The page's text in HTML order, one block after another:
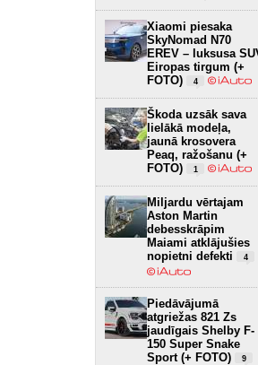
Xiaomi piesaka
SkyNomad N70
EREV – luksusa
Eiropas tirgum (+
FOTO)
4
Škoda uzsāk sava
lielākā modeļa,
jaunā krosovera
Peaq, ražošanu (+
FOTO)
1
Miljardu vērtajam
Aston Martin
debesskrāpim
Maiami atklājušies
nopietni defekti
4
Piedāvājumā
atgriežas 821 Zs
jaudīgais Shelby F-
150 Super Snake
Sport (+ FOTO)
9